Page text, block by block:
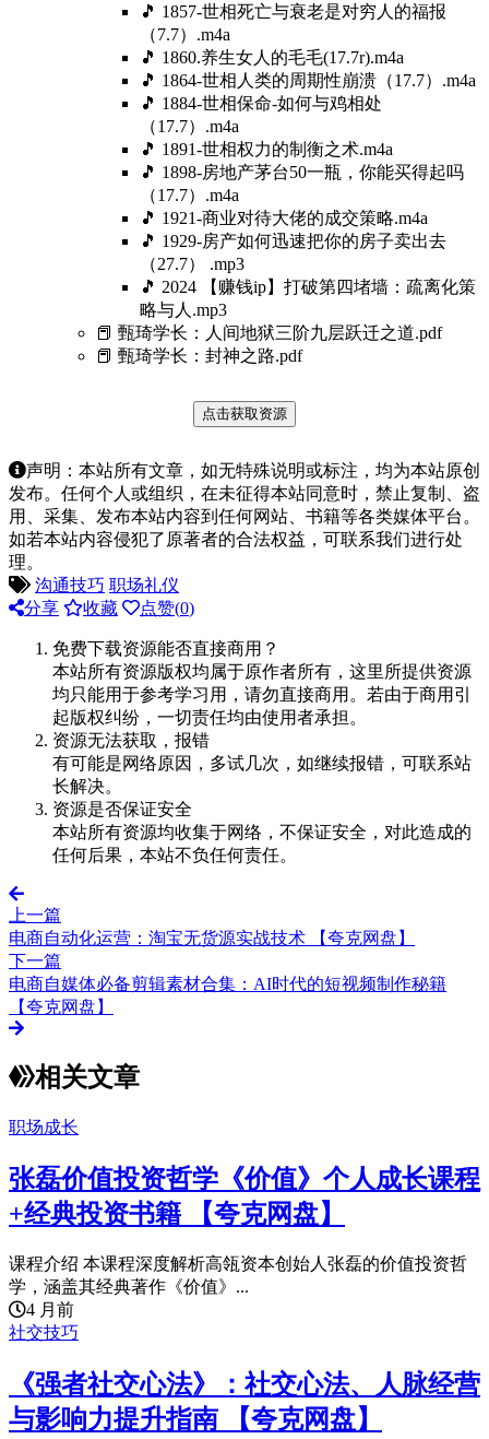
🎵 1857-世相死亡与衰老是对穷人的福报
（7.7）.m4a
🎵 1860.养生女人的毛毛(17.7r).m4a
🎵 1864-世相人类的周期性崩溃（17.7）.m4a
🎵 1884-世相保命-如何与鸡相处
（17.7）.m4a
🎵 1891-世相权力的制衡之术.m4a
🎵 1898-房地产茅台50一瓶，你能买得起吗
（17.7）.m4a
🎵 1921-商业对待大佬的成交策略.m4a
🎵 1929-房产如何迅速把你的房子卖出去
（27.7） .mp3
🎵 2024 【赚钱ip】打破第四堵墙：疏离化策
略与人.mp3
📕 甄琦学长：人间地狱三阶九层跃迁之道.pdf
📕 甄琦学长：封神之路.pdf
点击获取资源
声明：本站所有文章，如无特殊说明或标注，均为本站原创
发布。任何个人或组织，在未征得本站同意时，禁止复制、盗
用、采集、发布本站内容到任何网站、书籍等各类媒体平台。
如若本站内容侵犯了原著者的合法权益，可联系我们进行处
理。
沟通技巧 职场礼仪
分享
收藏 点赞(0)
免费下载资源能否直接商用？
本站所有资源版权均属于原作者所有，这里所提供资源
均只能用于参考学习用，请勿直接商用。若由于商用引
起版权纠纷，一切责任均由使用者承担。
资源无法获取，报错
有可能是网络原因，多试几次，如继续报错，可联系站
长解决。
资源是否保证安全
本站所有资源均收集于网络，不保证安全，对此造成的
任何后果，本站不负任何责任。
上一篇
电商自动化运营：淘宝无货源实战技术 【夸克网盘】
下一篇
电商自媒体必备剪辑素材合集：AI时代的短视频制作秘籍
【夸克网盘】
相关文章
职场成长
张磊价值投资哲学《价值》个人成长课程
+经典投资书籍 【夸克网盘】
课程介绍 本课程深度解析高瓴资本创始人张磊的价值投资哲
学，涵盖其经典著作《价值》...
4 月前
社交技巧
《强者社交心法》：社交心法、人脉经营
与影响力提升指南 【夸克网盘】